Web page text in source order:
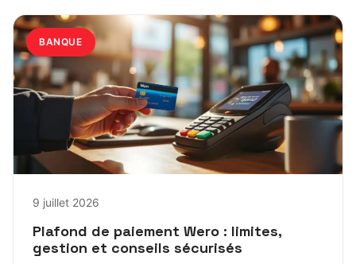
BANQUE
9 juillet 2026
Plafond de paiement Wero : limites,
gestion et conseils sécurisés